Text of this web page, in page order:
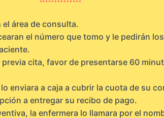
el área de consulta.
el número que tomo y le pedirán
previa cita, favor de presentarse 60
enviara a caja a cubrir la cuota de su
a entregar su recibo de pago.
la enfermera lo llamara por el